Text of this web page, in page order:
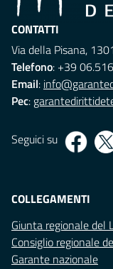
CONTATTI
Via della Pisana,
Telefono: +39
Email:
Pec:
Seguici su
COLLEGAMENTI
Giunta regionale del
Consiglio regionale
Garante nazionale